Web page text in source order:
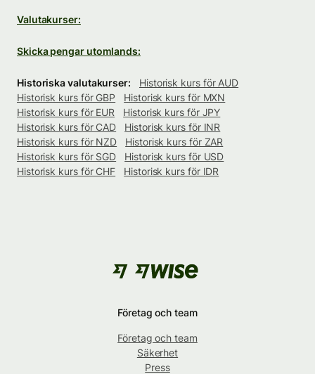
Valutakurser:
Skicka pengar utomlands:
Historiska valutakurser:
Historisk kurs för AUD
Historisk kurs för GBP
Historisk kurs för MXN
Historisk kurs för EUR
Historisk kurs för JPY
Historisk kurs för CAD
Historisk kurs för INR
Historisk kurs för NZD
Historisk kurs för ZAR
Historisk kurs för SGD
Historisk kurs för USD
Historisk kurs för CHF
Historisk kurs för IDR
Företag och team
Företag och team
Säkerhet
Press